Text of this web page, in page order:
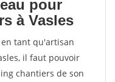
pour
à Vasles
tant qu'artisan
il faut pouvoir
chantiers de son